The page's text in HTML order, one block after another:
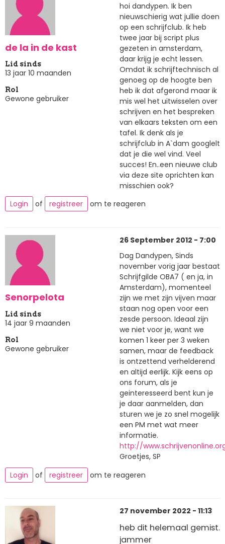
de la in de kast
Lid sinds
13 jaar 10 maanden
Rol
Gewone gebruiker
hoi dandypen. Ik ben
nieuwschierig wat jullie doen
op een schrijfclub. Ik heb
twee jaar bij script plus
gezeten in amsterdam,
daar krijg je echt lessen.
Omdat ik schrijftechnisch al
genoeg op de hoogte ben
heb ik dat afgerond maar ik
mis wel het uitwisselen over
schrijven en het bespreken
van elkaars teksten om een
tafel. Ik denk als je
schrijfclub in A`dam googlelt
dat je die wel vind. Veel
succes! En..een nieuwe club
via deze site oprichten kan
misschien ook?
Login
of registreer om te reageren
Senorpelota
Lid sinds
14 jaar 9 maanden
Rol
Gewone gebruiker
26 September 2012 - 7:00
Dag Dandypen, Sinds
november vorig jaar bestaat
Schrijfgilde OBA7 ( en ja, in
Amsterdam), momenteel
zijn we met zijn vijven maar
staan nog open voor een
zesde persoon. Ideaal zijn
we niet voor je, want we
komen 1 keer per 3 weken
samen, maar de feedback
is ontzettend verhelderend
en altijd eerlijk. Kijk eens op
ons forum, als je
geinteresseerd bent kun je
je daar aanmelden, dan
sturen we je zo snel mogelijk
een PM met wat meer
informatie.
http://
Groetjes, SP
Login
of registreer om te reageren
27 november 2022 - 11:13
heb dit helemaal gemist.
jammer